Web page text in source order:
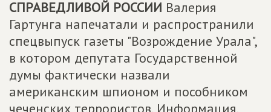
СПРАВЕДЛИВОЙ РОССИИ Валерия
Гартунга напечатали и распространили
спецвыпуск газеты "Возрождение Урала",
в котором депутата Государственной
думы фактически назвали
американским шпионом и пособником
чеченских террористов. Информация,